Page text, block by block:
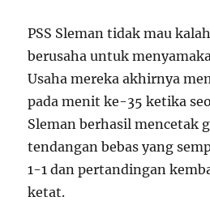
PSS Sleman tidak mau
berusaha untuk
Usaha mereka akhirnya
pada menit ke-35 ketika
Sleman berhasil mencetak
tendangan bebas yang
1-1 dan pertandingan
ketat.